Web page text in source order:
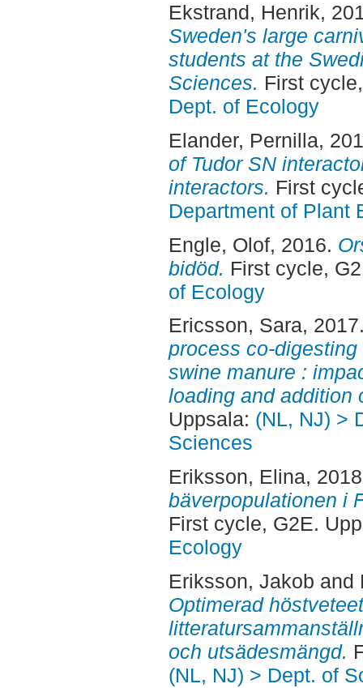
Ekstrand, Henrik,
Sweden's large
students at the
Sciences. First
Dept. of Ecology
Elander, Pernilla,
of Tudor SN
interactors. First
Department of Plant
Engle, Olof, 2016.
bidöd. First cycle,
of Ecology
Ericsson, Sara,
process co-
swine manure :
loading and addition
Uppsala: (NL, NJ) >
Sciences
Eriksson, Elina,
bäverpopulationen i
First cycle, G2E.
Ecology
Eriksson, Jakob and
Optimerad
och utsädesmängd.
(NL, NJ) > Dept. of